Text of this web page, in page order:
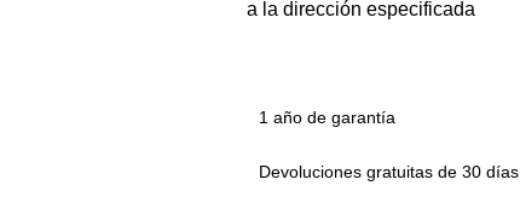
a la dirección especificada
1 año de garantía
Devoluciones gratuitas de 30 días